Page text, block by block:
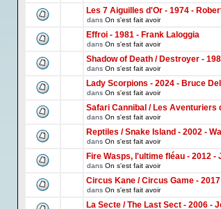
Les 7 Aiguilles d'Or - 1974 -
dans On s'est fait avoir
Effroi - 1981 - Frank Laloggia
dans On s'est fait avoir
Shadow of Death / Destroyer -
dans On s'est fait avoir
Lady Scorpions - 2024 - Bruce
dans On s'est fait avoir
Safari Cannibal / Les Aventuriers
dans On s'est fait avoir
Reptiles / Snake Island - 2002 -
dans On s'est fait avoir
Fire Wasps, l'ultime fléau - 2012 -
dans On s'est fait avoir
Circus Kane / Circus Game -
dans On s'est fait avoir
La Secte / The Last Sect - 2006 -